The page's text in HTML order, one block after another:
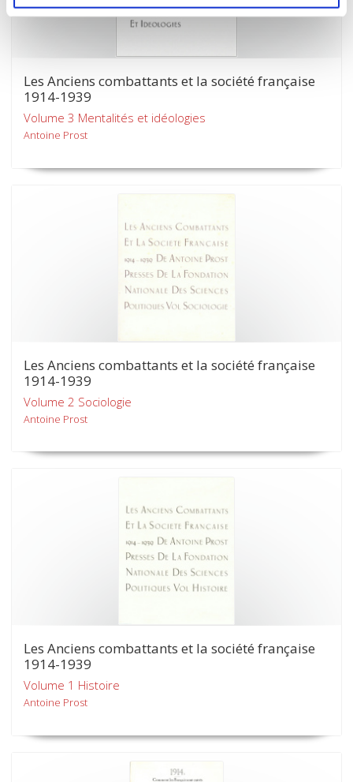
Les Anciens combattants et la société française
1914-1939
Volume 3 Mentalités et idéologies
Antoine Prost
Les Anciens combattants et la société française
1914-1939
Volume 2 Sociologie
Antoine Prost
Les Anciens combattants et la société française
1914-1939
Volume 1 Histoire
Antoine Prost